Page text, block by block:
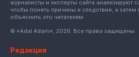
журналисты и эксперты сайта анализируют
чтобы понять причины и следствия, а затем
объяснить это читателям.
© «Adal Adam», 2026. Все права защищены
Редакция